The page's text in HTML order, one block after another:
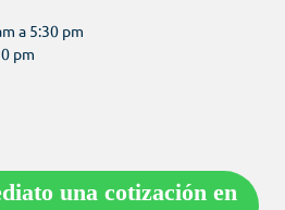
a 5:30 pm
pm
una cotización en